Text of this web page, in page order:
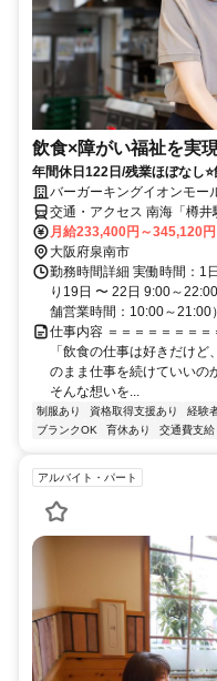
飲食×障がい福祉を実
年間休日122日/残業ほぼなし
バーガーキングイオンモー
交通・アクセス 南海「樽
月給233,400円～345,120円
大阪府泉南市
勤務時間詳細 実働時間：1
り19日 〜 22日 9:00～
舗営業時間：10:00～21:00
仕事内容 ＝＝＝＝＝＝＝
「飲食の仕事は好きだけ
のまま仕事を続けていい
そんな想いを...
制服あり 資格取得支援あり 経験
ブランクOK
育休あり 交通費支給
アルバイト・パート